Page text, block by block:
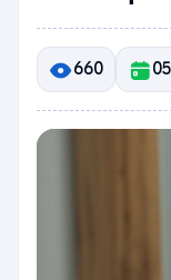
660